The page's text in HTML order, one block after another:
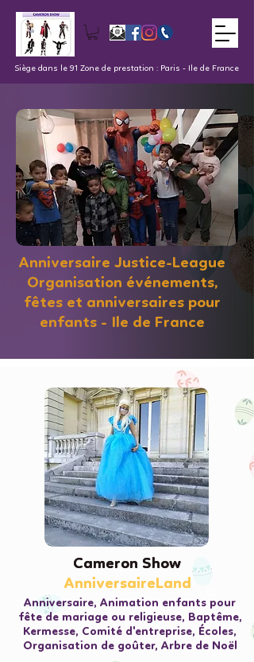
Siège dans le 91 Zone de prestation : Paris - Ile de France
Anniversaire Justice-League
Organisation événements,
fêtes et anniversaires pour
enfants - Ile de France
Cameron Show
AnniversaireLand
Cameron Show
AnniversaireLand
Anniversaire, Animation enfants pour
fête de mariage ou religieuse, Baptême,
Kermesse, Comité d'entreprise, Écoles,
Organisation de goûter, Arbre de Noël